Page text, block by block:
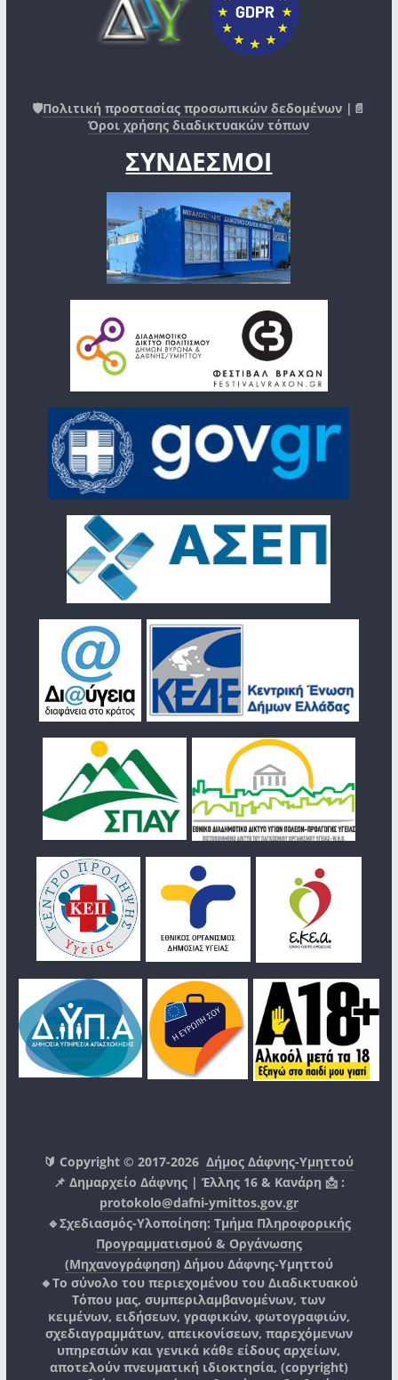
🛡️Πολιτική προστασίας προσωπικών δεδομένων |📄
Όροι χρήσης διαδικτυακών τόπων
ΣΥΝΔΕΣΜΟΙ
🔰 Copyright © 2017-2026Δήμος Δάφνης-Υμηττού
📌 Δημαρχείο Δάφνης | Έλλης 16 & Κανάρη 📩 :
protokolo@dafni-ymittos.gov.gr
🔹Σχεδιασμός-Υλοποίηση: Τμήμα Πληροφορικής
Προγραμματισμού & Οργάνωσης
(Μηχανογράφηση) Δήμου Δάφνης-Υμηττού
🔸Το σύνολο του περιεχομένου του Διαδικτυακού
Τόπου μας, συμπεριλαμβανομένων, των
κειμένων, ειδήσεων, γραφικών, φωτογραφιών,
σχεδιαγραμμάτων, απεικονίσεων, παρεχόμενων
υπηρεσιών και γενικά κάθε είδους αρχείων,
αποτελούν πνευματική ιδιοκτησία, (copyright)